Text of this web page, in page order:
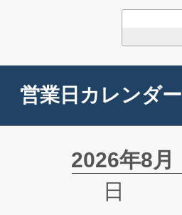
営業日カレンダー
2026年8月
日